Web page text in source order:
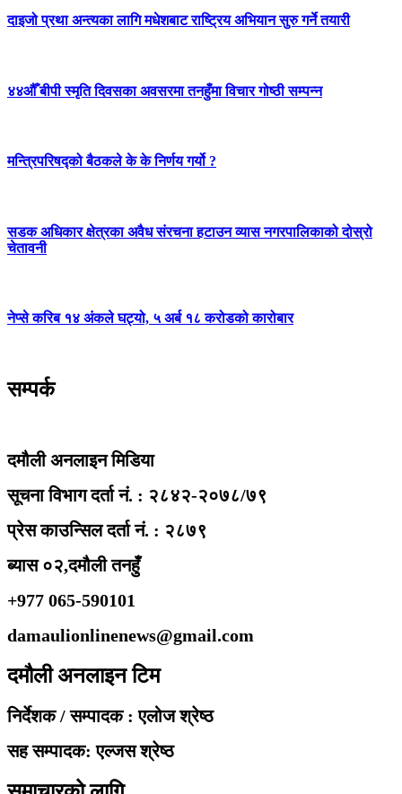
दाइजो प्रथा अन्त्यका लागि मधेशबाट राष्ट्रिय अभियान सुरु गर्ने तयारी
४४औँ बीपी स्मृति दिवसका अवसरमा तनहुँमा विचार गोष्ठी सम्पन्न
मन्त्रिपरिषद्को बैठकले के के निर्णय गर्यो ?
सडक अधिकार क्षेत्रका अवैध संरचना हटाउन व्यास नगरपालिकाको दोस्रो
चेतावनी
नेप्से करिब १४ अंकले घट्यो, ५ अर्ब १८ करोडको कारोबार
सम्पर्क
दमौली अनलाइन मिडिया
सूचना विभाग दर्ता नं. : २८४२-२०७८/७९
प्रेस काउन्सिल दर्ता नं. : २८७९
ब्यास ०२,दमौली तनहुँ
+977 065-590101
damaulionlinenews@gmail.com
दमौली अनलाइन टिम
निर्देशक / सम्पादक : एलोज श्रेष्ठ
सह सम्पादक: एल्जस श्रेष्ठ